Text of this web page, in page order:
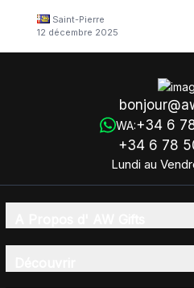
Saint-Pierre
12 décembre 2025
WA:+34 6
+34 6 78
Lundi au